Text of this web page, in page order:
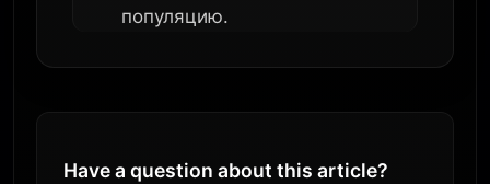
популяцию.
Have a question about this article?